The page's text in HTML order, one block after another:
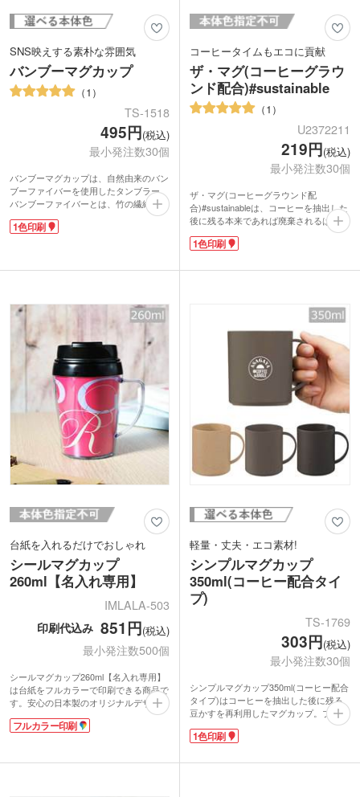
SNS映えする素朴な雰囲気
バンブーマグカップ
1
TS-1518
495円(税込)
最小発注数30個
バンブーマグカップは、自然由来のバン
ブーファイバーを使用したタンブラー。
バンブーファイバーとは、竹の繊維をパ
ウダー状にして樹脂で固めたもの。表面
がざらざらとしているのが特徴です。自
の素材です!
で大活躍。落としても割れにくく、取っ
手付なので、小さいお子さんや高齢の方
の普段使いにも向いています。回転シル
ク印刷で大きくショップのロゴを入れ
て、開店記念などにいかがですか?
1色印刷
コーヒータイムもエコに貢献
ザ・マグ(コーヒーグラウ
ンド配合)#sustainable
1
U2372211
219円(税込)
最小発注数30個
ザ・マグ(コーヒーグラウンド配
合)#sustainableは、コーヒーを抽出した
後に残る本来であれば廃棄されるはずの
豆かす(コーヒーグラウンド)を使用し
た、アップサイクルのマグカップ。
すすめです。
るので、飲みたい時にスマートに準備が
1色印刷で名入れが可能。コーヒーを連
想させる濃いめのブラウンは、名入れが
映えます。カフェやアパレルショップの
周年記念品などにいかがでしょうか。
1色印刷
台紙を入れるだけでおしゃれ
シールマグカップ
260ml【名入れ専用】
IMLALA-503
印刷代込み 851円(税込)
最小発注数500個
シールマグカップ260ml【名入れ専用】
は台紙をフルカラーで印刷できる商品で
す。安心の日本製のオリジナルデザイン
タンブラーが簡単に作れます。超音波加
工という特殊な方法でカップを溶着する
が魅力です。そのまま水洗いができるの
フルカラー印刷
軽量・丈夫・エコ素材!
シンプルマグカップ
350ml(コーヒー配合タイ
プ)
TS-1769
303円(税込)
最小発注数30個
シンプルマグカップ350ml(コーヒー配合
タイプ)はコーヒーを抽出した後に残る
豆かすを再利用したマグカップ。ブレイ
クタイムにちょうどいい容量約350ml。
コンビニコーヒーのMサイズ程度の容量
ではもちろん、キャンプなど屋外でも安
1色印刷